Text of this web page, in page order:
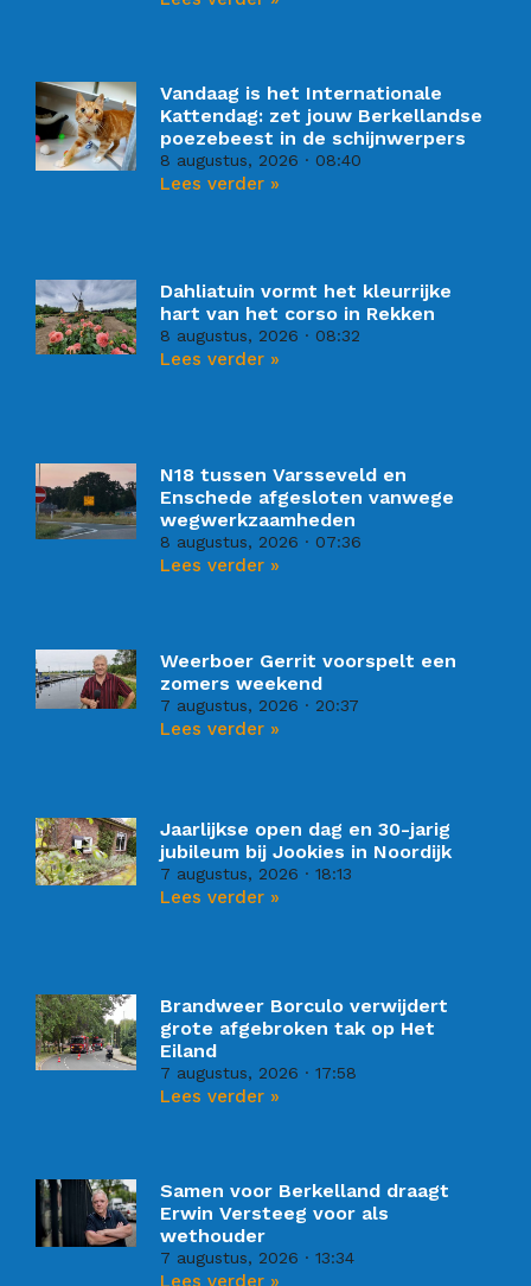
Vandaag is het Internationale
Kattendag: zet jouw Berkellandse
poezebeest in de schijnwerpers
8 augustus, 2026 08:40
Lees verder »
Dahliatuin vormt het kleurrijke
hart van het corso in Rekken
8 augustus, 2026 08:32
Lees verder »
N18 tussen Varsseveld en
Enschede afgesloten vanwege
wegwerkzaamheden
8 augustus, 2026 07:36
Lees verder »
Weerboer Gerrit voorspelt een
zomers weekend
7 augustus, 2026 20:37
Lees verder »
Jaarlijkse open dag en 30-jarig
jubileum bij Jookies in Noordijk
7 augustus, 2026 18:13
Lees verder »
Brandweer Borculo verwijdert
grote afgebroken tak op Het
Eiland
7 augustus, 2026 17:58
Lees verder »
Samen voor Berkelland draagt
Erwin Versteeg voor als
wethouder
7 augustus, 2026 13:34